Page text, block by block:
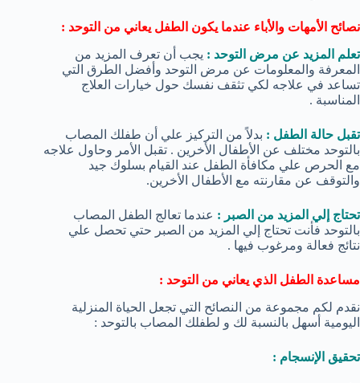
نصائح الأمهات والأباء عندما يكون الطفل يعاني من التوحد :
تعلم المزيد عن مرض التوحد : يجب أن تعرف المزيد من
المعرفة والمعلومات عن مرض التوحد وأفضل الطرق التي
تساعد في علاجه لكي تثقف نفسك حول خيارات العلاج
المناسبة .
تقبل حالة الطفل : بدلاً من التركيز علي أن طفلك المصاب
بالتوحد مختلف عن الأطفال الأخرين . تقبل الأمر وحاول علاجه
مع الحرص علي مكافأة الطفل عند القيام بسلوك جيد
والتوقف عن مقارنته مع الأطفال الأخرين.
تحتاج إلي المزيد من الصبر : عندما تعالج الطفل المصاب
بالتوحد فأنت تحتاج إلي المزيد من الصبر حتي تحصل علي
نتائج فعالة ومرغوب فيها .
مساعدة الطفل الذي يعاني من التوحد :
نقدم لكم مجموعة من النصائح التي تجعل الحياة المنزلية
اليومية أسهل بالنسبة لك و لطفلك المصاب بالتوحد :
تحقيق الإنسجام :